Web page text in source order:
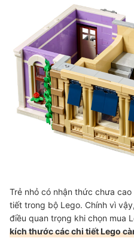
Trẻ nhỏ có nhận thức chưa
tiết trong bộ Lego. Chính vì
điều quan trọng khi chọn mua
kích thước các chi tiết Lego